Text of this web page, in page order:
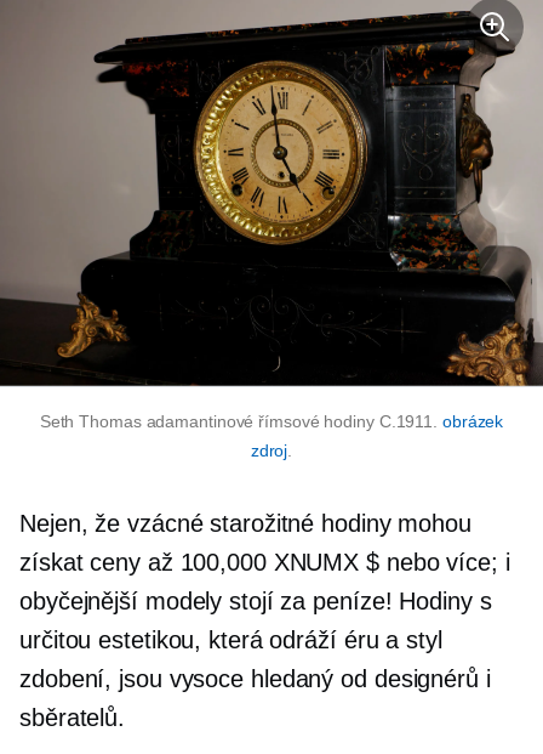
Seth Thomas adamantinové římsové hodiny C.1911. obrázek
zdroj
Nejen, že vzácné starožitné hodiny mohou
získat ceny až 100,000 XNUMX $ nebo více; i
obyčejnější modely stojí za peníze! Hodiny s
určitou estetikou, která odráží éru a styl
zdobení, jsou vysoce hledaný od designérů i
sběratelů.